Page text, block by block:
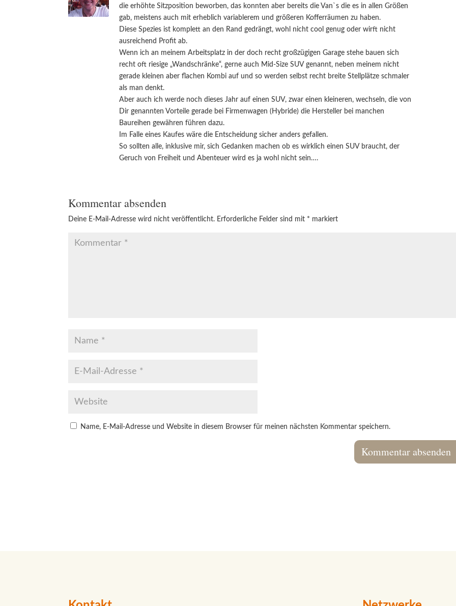
die erhöhte Sitzposition beworben, das konnten aber bereits die Van`s die es in allen Größen
gab, meistens auch mit erheblich variablerem und größeren Kofferräumen zu haben.
Diese Spezies ist komplett an den Rand gedrängt, wohl nicht cool genug oder wirft nicht
ausreichend Profit ab.
Wenn ich an meinem Arbeitsplatz in der doch recht großzügigen Garage stehe bauen sich
recht oft riesige „Wandschränke“, gerne auch Mid-Size SUV genannt, neben meinem nicht
gerade kleinen aber flachen Kombi auf und so werden selbst recht breite Stellplätze schmaler
als man denkt.
Aber auch ich werde noch dieses Jahr auf einen SUV, zwar einen kleineren, wechseln, die von
Dir genannten Vorteile gerade bei Firmenwagen (Hybride) die Hersteller bei manchen
Baureihen gewähren führen dazu.
Im Falle eines Kaufes wäre die Entscheidung sicher anders gefallen.
So sollten alle, inklusive mir, sich Gedanken machen ob es wirklich einen SUV braucht, der
Geruch von Freiheit und Abenteuer wird es ja wohl nicht sein….
Kommentar absenden
Deine E-Mail-Adresse wird nicht veröffentlicht. Erforderliche Felder sind mit * markiert
Name, E-Mail-Adresse und Website in diesem Browser für meinen nächsten Kommentar speichern.